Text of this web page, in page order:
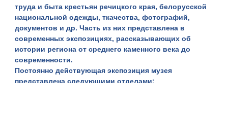
труда и быта крестьян речицкого края, белорусской
национальной одежды, ткачества, фотографий,
документов и др. Часть из них представлена в
современных экспозициях, рассказывающих об
истории региона от среднего каменного века до
современности.
Постоянно действующая экспозиция музея
представлена следующими отделами: